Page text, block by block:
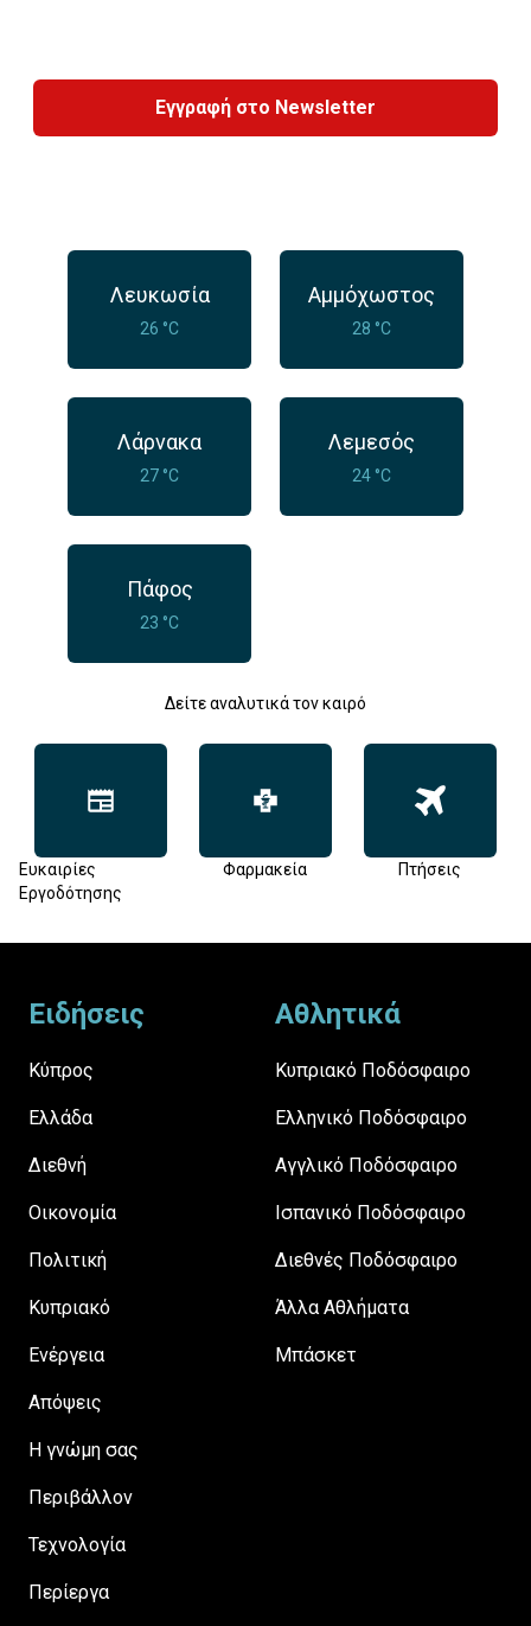
Εγγραφή στο Newsletter
Λευκωσία
26 °C
Αμμόχωστος
28 °C
Λάρνακα
27 °C
Λεμεσός
24 °C
Πάφος
23 °C
Δείτε αναλυτικά τον καιρό
Ευκαιρίες
Εργοδότησης
Φαρμακεία Πτήσεις
Ειδήσεις
Κύπρος
Ελλάδα
Διεθνή
Οικονομία
Πολιτική
Κυπριακό
Ενέργεια
Απόψεις
H γνώμη σας
Περιβάλλον
Τεχνολογία
Περίεργα
Αθλητικά
Κυπριακό Ποδόσφαιρο
Ελληνικό Ποδόσφαιρο
Αγγλικό Ποδόσφαιρο
Ισπανικό Ποδόσφαιρο
Διεθνές Ποδόσφαιρο
Άλλα Αθλήματα
Μπάσκετ